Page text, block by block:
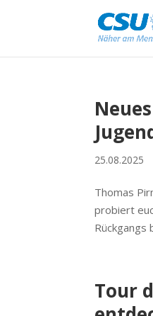
25.08.2025
Thomas
probiert
Rückgangs
Tour